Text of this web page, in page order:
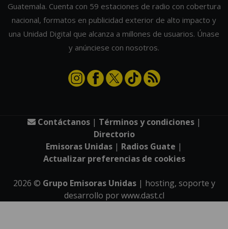
Guatemala. Cuenta con 59 estaciones de radio con cobertura
nacional, formatos en publicidad exterior de alto impacto y
una Unidad Digital que alcanza a millones de usuarios. Únase
y anúnciese con nosotros.
Contáctanos| Términos y condiciones|
Directorio
Emisoras Unidas | Radios Guate |
Actualizar preferencias de cookies
2026 © Grupo Emisoras Unidas| hosting, soporte y
desarrollo porwww.dast.cl